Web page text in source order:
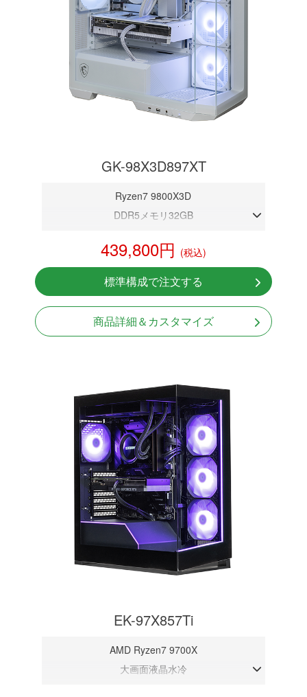
GK-98X3D897XT
Ryzen7 9800X3D
DDR5メモリ32GB
NVMeSSD 1TB
無線LAN Bluetooth対応
Windows11 Home 64bit
439,800円 (税込)
標準構成で注文する
商品詳細＆カスタマイズ
EK-97X857Ti
AMD Ryzen7 9700X
大画面液晶水冷